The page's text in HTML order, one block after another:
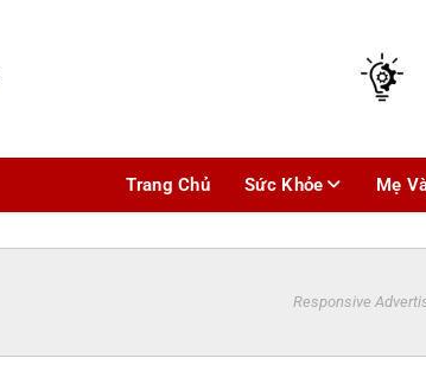
Trang Chủ Sức Khỏe Mẹ
Responsive